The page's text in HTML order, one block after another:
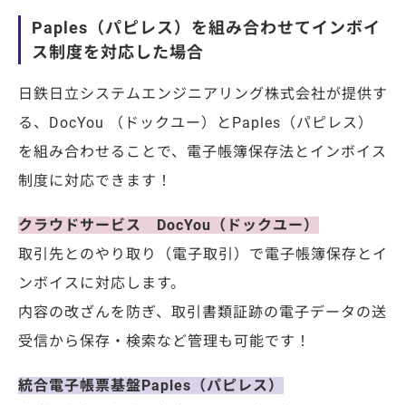
Paples （パピレス）を組み合わせてインボイ
ス制度を対応した場合
日鉄日立システムエンジニアリング株式会社が提供す
る、
DocYou （ドックユー）と Paples （パピレス）
を組み合わせることで、電子帳簿保存法とインボイス
制度に対応できます！
クラウドサービス DocYou （ドックユー）
取引先とのやり取り（電子取引）で電子帳簿保存とイ
ンボイスに対応します。
内容の改ざんを防ぎ、 取引書類証跡の電子データの送
受信から保存・検索など管理も可能です！
統合電子帳票基盤 Paples （パピレス）